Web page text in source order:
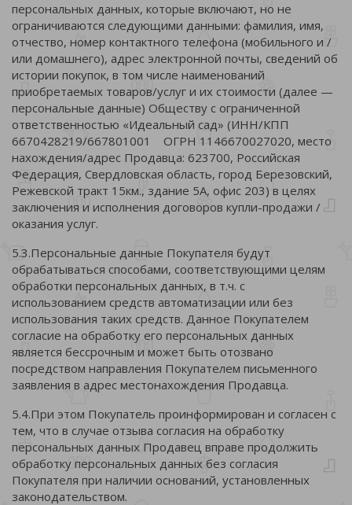
персональных данных, которые включают, но не
ограничиваются следующими данными: фамилия, имя,
отчество, номер контактного телефона (мобильного и /
или домашнего), адрес электронной почты, сведений об
истории покупок, в том числе наименований
приобретаемых товаров/услуг и их стоимости (далее —
персональные данные) Обществу с ограниченной
ответственностью «Идеальный сад» (ИНН/КПП
6670428219/667801001 ОГРН 1146670027020, место
нахождения/адрес Продавца: 623700, Российская
Федерация, Свердловская область, город Березовский,
Режевской тракт 15км., здание 5А, офис 203) в целях
заключения и исполнения договоров купли-продажи /
оказания услуг.
5.3.Персональные данные Покупателя будут
обрабатываться способами, соответствующими целям
обработки персональных данных, в т.ч. с
использованием средств автоматизации или без
использования таких средств. Данное Покупателем
согласие на обработку его персональных данных
является бессрочным и может быть отозвано
посредством направления Покупателем письменного
заявления в адрес местонахождения Продавца.
5.4.При этом Покупатель проинформирован и согласен с
тем, что в случае отзыва согласия на обработку
персональных данных Продавец вправе продолжить
обработку персональных данных без согласия
Покупателя при наличии оснований, установленных
законодательством.